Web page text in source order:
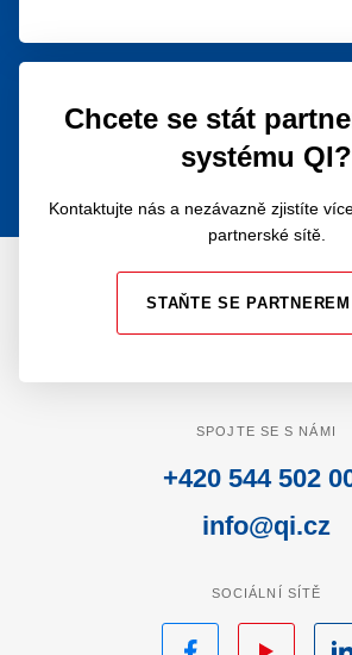
Chcete se stát
systému QI?
Kontaktujte nás a nezávazně zjistíte
partnerské sítě.
STAŇTE SE PARTNEREM
SPOJTE SE S NÁMI
+420 544 502
info@qi.cz
SOCIÁLNÍ SÍTĚ